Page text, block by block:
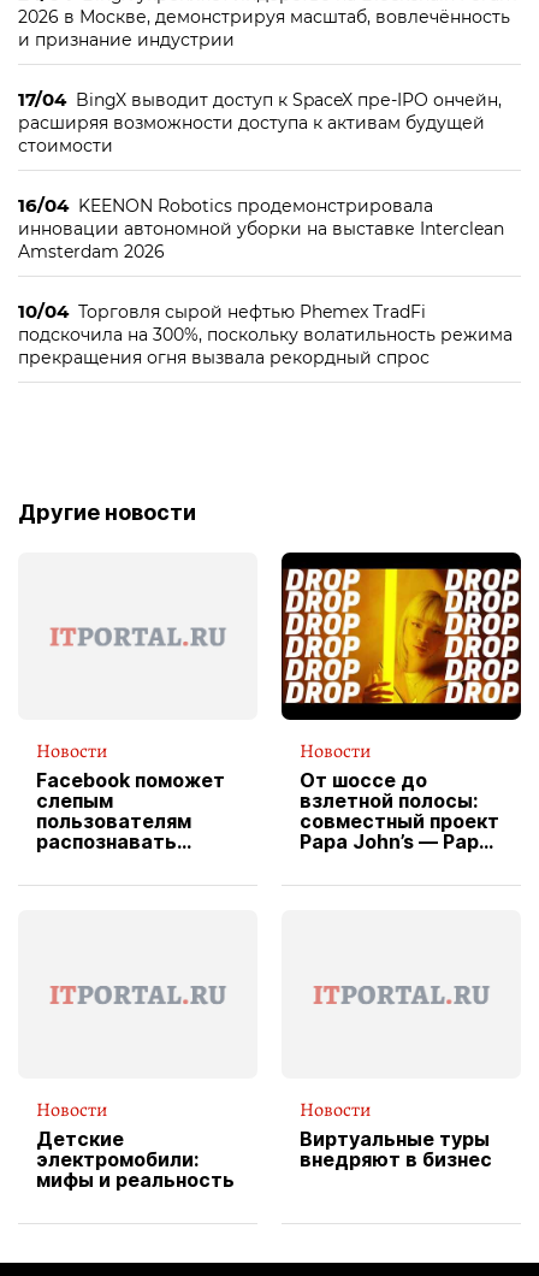
2026 в Москве, демонстрируя масштаб, вовлечённость
и признание индустрии
17/04 BingX выводит доступ к SpaceX пре-IPO ончейн,
расширяя возможности доступа к активам будущей
стоимости
16/04 KEENON Robotics продемонстрировала
инновации автономной уборки на выставке Interclean
Amsterdam 2026
10/04 Торговля сырой нефтью Phemex TradFi
подскочила на 300%, поскольку волатильность режима
прекращения огня вызвала рекордный спрос
Другие новости
Новости
Facebook поможет
слепым
пользователям
распознавать
Новости
От шоссе до
взлетной полосы:
совместный проект
Papa John’s — Papa
вводит
Новости
Детские
электромобили:
мифы и реальность
Новости
Виртуальные туры
внедряют в бизнес